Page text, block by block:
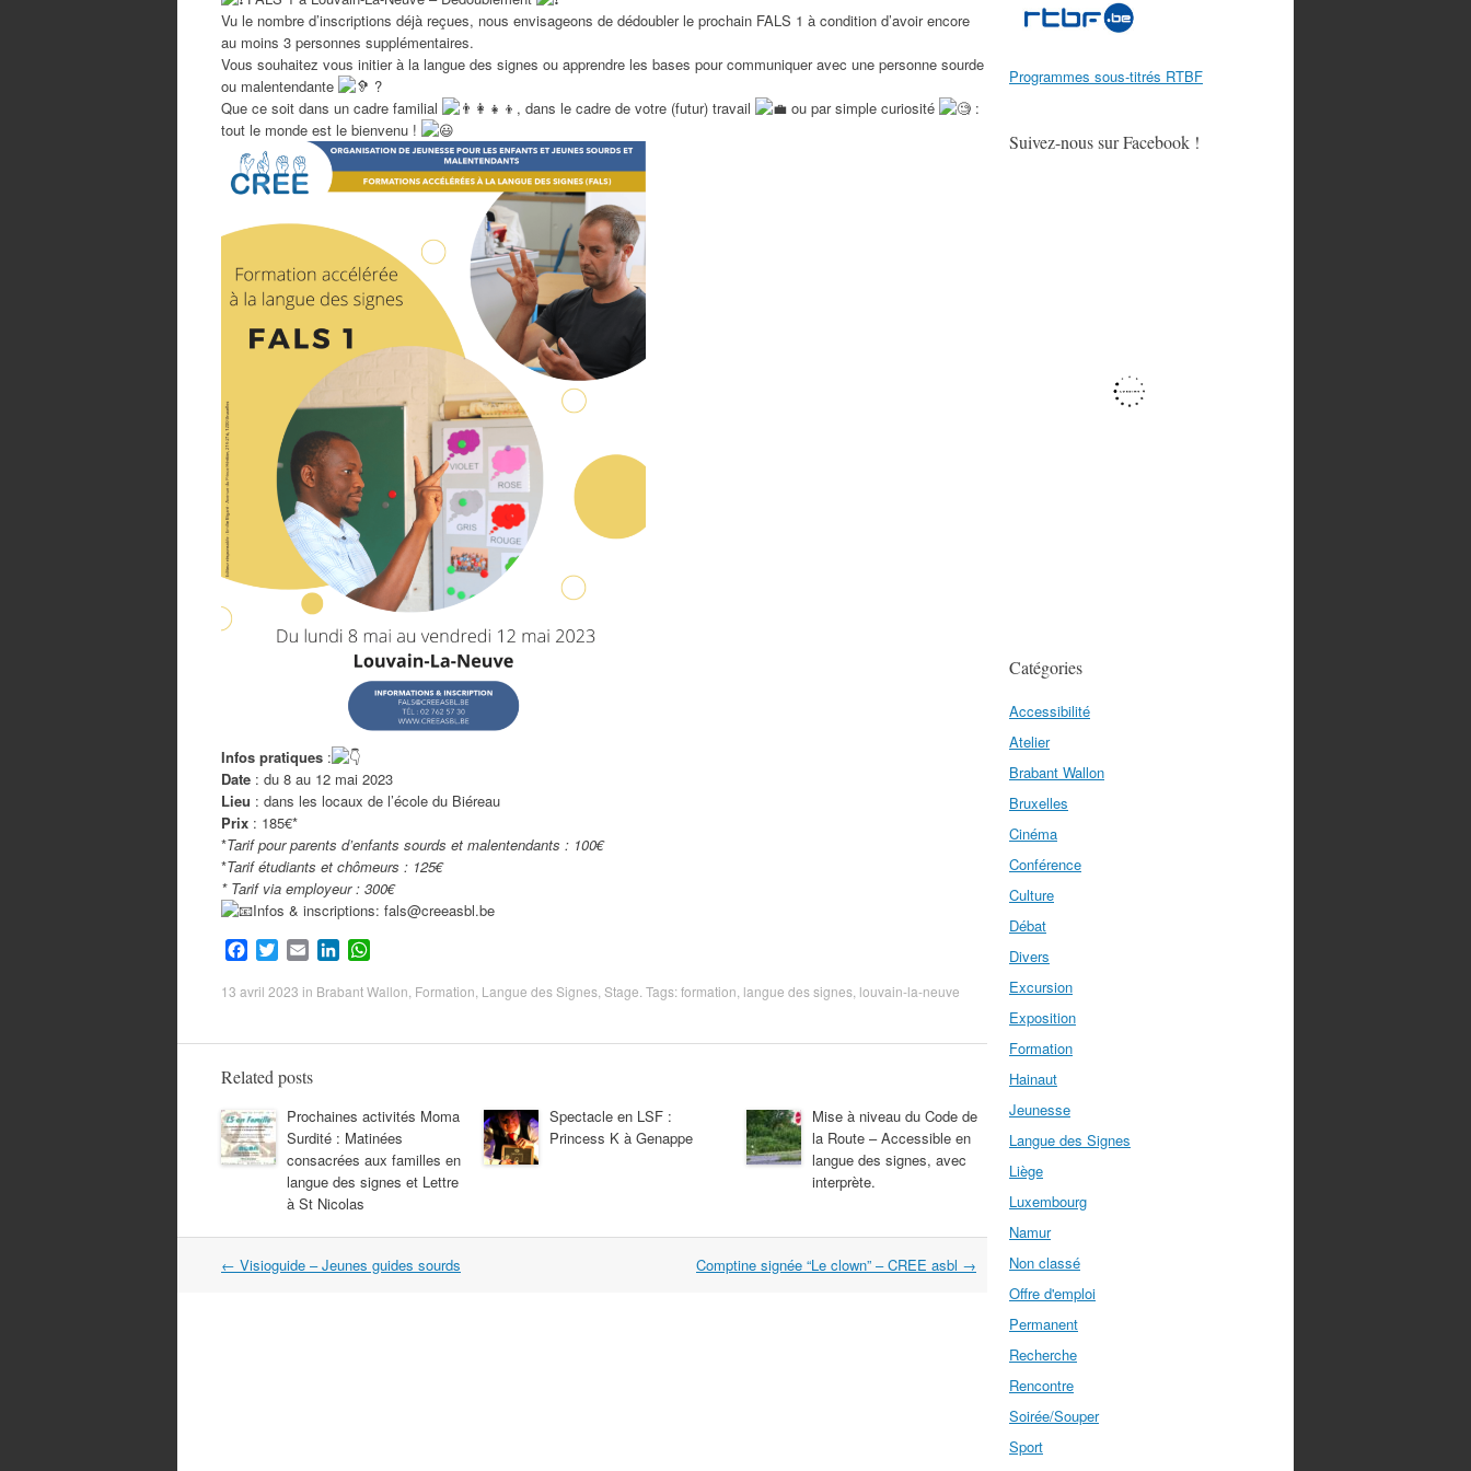
Vu le nombre d’inscriptions déjà reçues, nous envisageons de dédoubler le prochain FALS 1 à condition d’avoir encore
au moins 3 personnes supplémentaires.
Vous souhaitez vous initier à la langue des signes ou apprendre les bases pour communiquer avec une personne sourde
ou malentendante
?
Que ce soit dans un cadre familial
, dans le cadre de votre (futur) travail ou par simple curiosité
:
tout le monde est le bienvenu !
Infos pratiques :
Date : du 8 au 12 mai 2023
Lieu : dans les locaux de l’école du Biéreau
Prix : 185€*
*Tarif pour parents d’enfants sourds et malentendants : 100€
*Tarif étudiants et chômeurs : 125€
* Tarif via employeur : 300€
Infos & inscriptions: fals@creeasbl.be
F
c
b
o
T
i
t
r
E
a
l
L
n
e
a
s
13 avril 2023 in Brabant Wallon Formation Langue des Signes Stage . Tags:formation langue des signes louvain-la-neuve
Related posts
Prochaines activités Moma
Surdité : Matinées
consacrées aux familles en
langue des signes et Lettre
à St Nicolas
Spectacle en LSF :
Princess K à Genappe
Mise à niveau du Code de
la Route – Accessible en
langue des signes, avec
interprète.
Post
← Visioguide – Jeunes guides sourds Comptine signée “Le clown” – CREE asbl →
Programmes sous-titrés RTBF
Suivez-nous sur Facebook !
Catégories
Accessibilité
Atelier
Brabant Wallon
Bruxelles
Cinéma
Conférence
Culture
Débat
Divers
Excursion
Exposition
Formation
Hainaut
Jeunesse
Langue des Signes
Liège
Luxembourg
Namur
Non classé
Offre d'emploi
Permanent
Recherche
Rencontre
Soirée/Souper
Sport